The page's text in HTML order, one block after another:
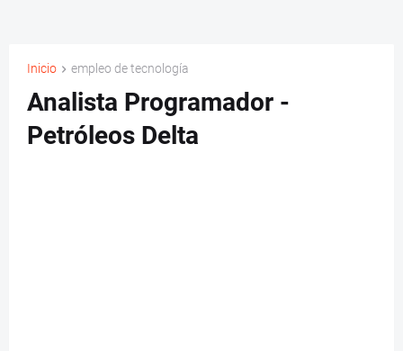
Inicio empleo de tecnología
Analista Programador -
Petróleos Delta